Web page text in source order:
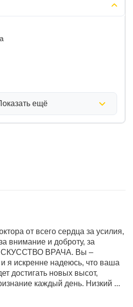
ещё
от всего сердца за усилия,
внимание и доброту, за
ВРАЧА. Вы –
я искренне надеюсь, что ваша
достигать новых высот,
каждый день. Низкий ...